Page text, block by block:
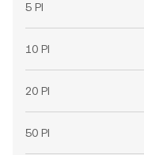
5 PI
10 PI
20 PI
50 PI